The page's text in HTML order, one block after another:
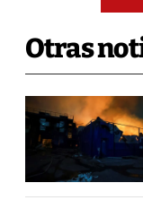
Otras